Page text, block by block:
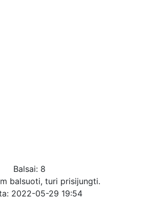
Balsai: 8
balsuoti, turi prisijungti.
2022-05-29 19:54